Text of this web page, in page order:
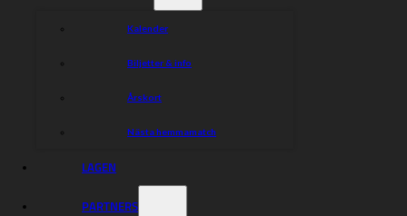
Kalender
Biljetter & info
Årskort
Nästa hemmamatch
LAGEN
PARTNERS